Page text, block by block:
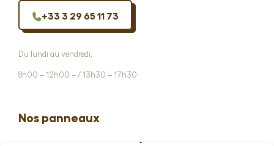
+33 3 29 65 11 73
Du lundi au vendredi,
8h00 – 12h00 – / 13h30 – 17h30
Nos panneaux